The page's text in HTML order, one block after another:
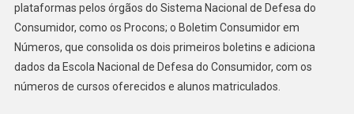
plataformas pelos órgãos do Sistema Nacional de Defesa do
Consumidor, como os Procons; o Boletim Consumidor em
Números, que consolida os dois primeiros boletins e adiciona
dados da Escola Nacional de Defesa do Consumidor, com os
números de cursos oferecidos e alunos matriculados.